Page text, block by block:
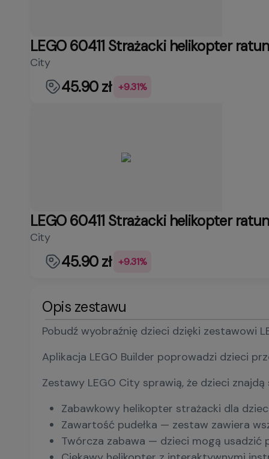
LEGO 60411 Strażacki helikopter
City
45.90 zł +9.31%
LEGO 60411 Strażacki helikopter
City
45.90 zł +9.31%
Opis zestawu
Pobudź wyobraźnię dzieci dzięki zestawowi
Aplikacja LEGO Builder poprowadzi dzieci
Zestawy LEGO City sprawią, że dzieci
Zabawkowy helikopter strażacki dla
Zawartość pudełka — zestaw zawiera
Twórcza zabawa — dzieci mogą usadzić